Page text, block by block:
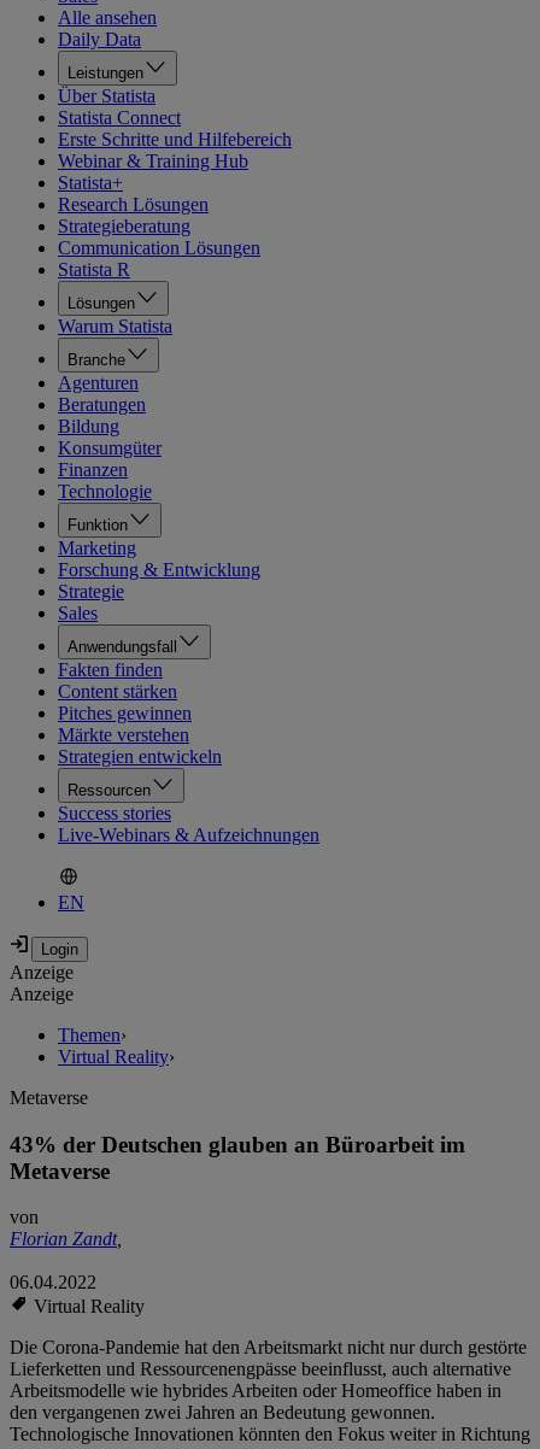
Alle ansehen
Daily Data
Leistungen
Über Statista
Statista Connect
Erste Schritte und Hilfebereich
Webinar & Training Hub
Statista+
Research Lösungen
Strategieberatung
Communication Lösungen
Statista R
Lösungen
Warum Statista
Branche
Agenturen
Beratungen
Bildung
Konsumgüter
Finanzen
Technologie
Funktion
Marketing
Forschung & Entwicklung
Strategie
Sales
Anwendungsfall
Fakten finden
Content stärken
Pitches gewinnen
Märkte verstehen
Strategien entwickeln
Ressourcen
Success stories
Live-Webinars & Aufzeichnungen
EN
Anzeige
Anzeige
Themen›
Virtual Reality›
Metaverse
43% der Deutschen glauben an Büroarbeit im
Metaverse
von
Florian Zandt,
06.04.2022
Virtual Reality
Die Corona-Pandemie hat den Arbeitsmarkt nicht nur durch gestörte
Lieferketten und Ressourcenengpässe beeinflusst, auch alternative
Arbeitsmodelle wie hybrides Arbeiten oder Homeoffice haben in
den vergangenen zwei Jahren an Bedeutung gewonnen.
Technologische Innovationen könnten den Fokus weiter in Richtung